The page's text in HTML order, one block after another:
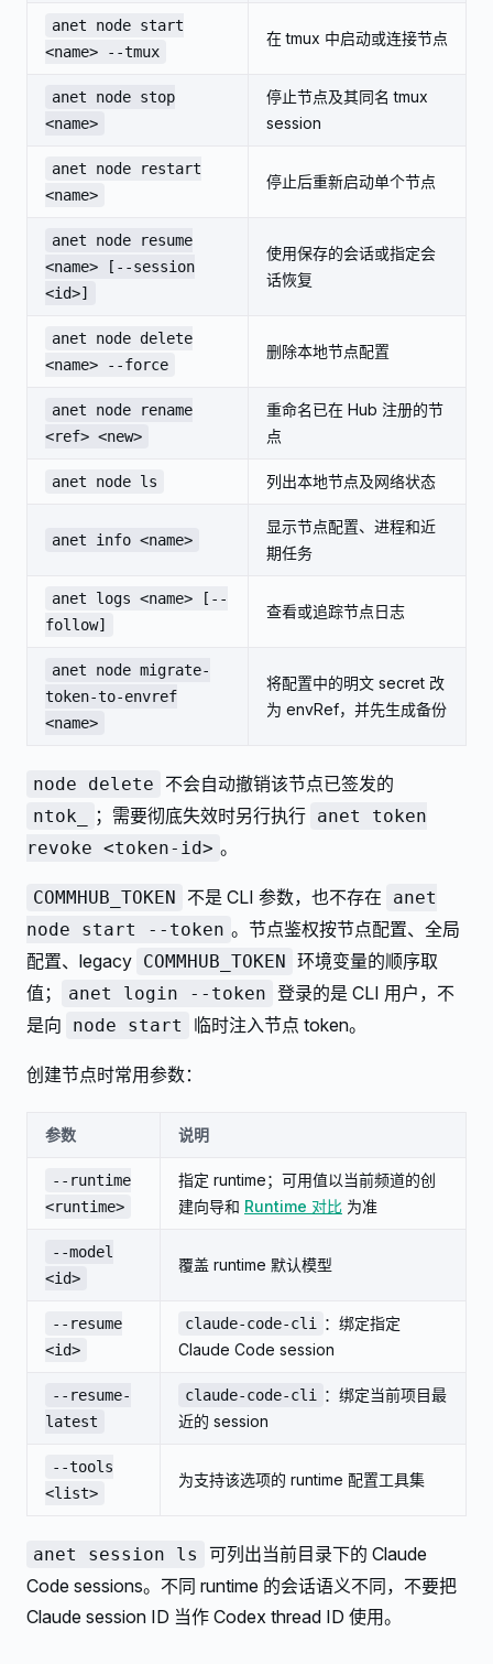
anet node start
<name> --tmux
在 tmux 中启动或连接节点
anet node stop
<name>
停止节点及其同名 tmux
session
anet node restart
<name>
停止后重新启动单个节点
anet node resume
<name> [--session
<id>]
使用保存的会话或指定会
话恢复
anet node delete
<name> --force
删除本地节点配置
anet node rename
<ref> <new>
重命名已在 Hub 注册的节
点
anet node ls 列出本地节点及网络状态
anet info <name>
显示节点配置、进程和近
期任务
anet logs <name> [--
follow]
查看或追踪节点日志
anet node migrate-
token-to-envref
<name>
将配置中的明文 secret 改
为 envRef，并先生成备份
node delete 不会自动撤销该节点已签发的
ntok_ ；需要彻底失效时另行执行 anet token
revoke <token-id> 。
COMMHUB_TOKEN 不是 CLI 参数，也不存在
anet
node start --token 。节点鉴权按节点配置、全局
配置、legacy COMMHUB_TOKEN 环境变量的顺序取
值；
anet login --token 登录的是 CLI 用户，不
是向
node start 临时注入节点 token。
创建节点时常用参数：
参数 说明
--runtime
<runtime>
指定 runtime；可用值以当前频道的创
建向导和 Runtime 对比 为准
--model
<id>
覆盖 runtime 默认模型
--resume
<id>
claude-code-cli
：绑定指定
Claude Code session
--resume-
latest
claude-code-cli
：绑定当前项目最
近的 session
--tools
<list>
为支持该选项的 runtime 配置工具集
anet session ls
可列出当前目录下的 Claude
Code sessions。不同 runtime 的会话语义不同，不要把
Claude session ID 当作 Codex thread ID 使用。